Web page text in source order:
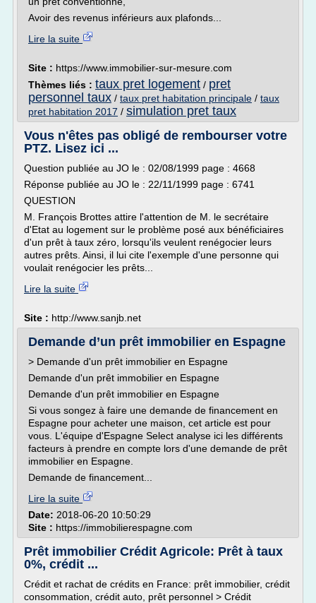
Avoir des revenus inférieurs aux plafonds...
Lire la suite
Site : https://www.immobilier-sur-mesure.com
Thèmes liés : taux pret logement / pret
personnel taux / taux pret habitation principale / taux
pret habitation 2017 / simulation pret taux
Vous n'êtes pas obligé de rembourser votre
PTZ. Lisez ici ...
Question publiée au JO le : 02/08/1999 page : 4668
Réponse publiée au JO le : 22/11/1999 page : 6741
QUESTION
M. François Brottes attire l'attention de M. le secrétaire
d'Etat au logement sur le problème posé aux bénéficiaires
d'un prêt à taux zéro, lorsqu'ils veulent renégocier leurs
autres prêts. Ainsi, il lui cite l'exemple d'une personne qui
voulait renégocier les prêts...
Lire la suite
Site : http://www.sanjb.net
Demande d’un prêt immobilier en Espagne
> Demande d'un prêt immobilier en Espagne
Demande d'un prêt immobilier en Espagne
Demande d'un prêt immobilier en Espagne
Si vous songez à faire une demande de financement en
Espagne pour acheter une maison, cet article est pour
vous. L'équipe d'Espagne Select analyse ici les différents
facteurs à prendre en compte lors d'une demande de prêt
immobilier en Espagne.
Demande de financement...
Lire la suite
Date: 2018-06-20 10:50:29
Site : https://immobilierespagne.com
Prêt immobilier Crédit Agricole: Prêt à taux
0%, crédit ...
Crédit et rachat de crédits en France: prêt immobilier, crédit
consommation, crédit auto, prêt personnel > Crédit